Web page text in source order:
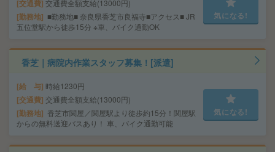
交通費 交通費全額支給(13000円)
勤務地
■勤務地■ 奈良県香芝市良福寺■アクセス■ JR
五位堂駅から徒歩15分 ※車、バイク通勤OK
気になる!
香芝｜病院内作業スタッフ募集！[派遣]
給 与 時給1230円
交通費 交通費全額支給(13000円)
勤務地 香芝市関屋／関屋駅より徒歩約15分！関屋駅
からの無料送迎バスあり！ 車、バイク通勤可能
気になる!